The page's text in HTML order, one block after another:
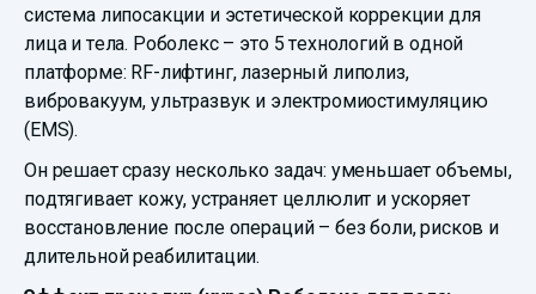
система липосакции и эстетической коррекции для
лица и тела. Роболекс – это 5 технологий в одной
платформе: RF-лифтинг, лазерный липолиз,
вибровакуум, ультразвук и электромиостимуляцию
(EMS).
Он решает сразу несколько задач: уменьшает объемы,
подтягивает кожу, устраняет целлюлит и ускоряет
восстановление после операций – без боли, рисков и
длительной реабилитации.